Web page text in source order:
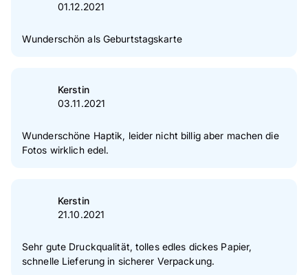
01.12.2021
Wunderschön als Geburtstagskarte
Kerstin
03.11.2021
Wunderschöne Haptik, leider nicht billig aber machen die
Fotos wirklich edel.
Kerstin
21.10.2021
Sehr gute Druckqualität, tolles edles dickes Papier,
schnelle Lieferung in sicherer Verpackung.